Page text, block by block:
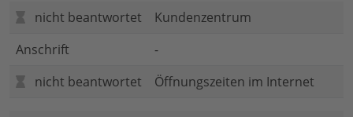
nicht beantwortet
Kundenzentrum
Anschrift
-
nicht beantwortet
Öffnungszeiten im Internet